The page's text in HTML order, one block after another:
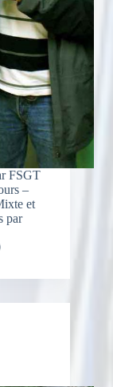
FSGT
–
et
par